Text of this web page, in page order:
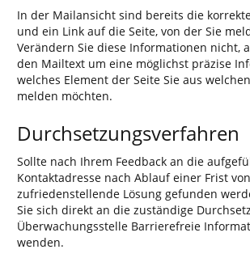
In der Mailansicht sind bereits die
und ein Link auf die Seite, von der Sie
Verändern Sie diese Informationen nicht,
den Mailtext um eine möglichst präzise
welches Element der Seite Sie aus
melden möchten.
Durchsetzungsverfahren
Sollte nach Ihrem Feedback an die
Kontaktadresse nach Ablauf einer Frist
zufriedenstellende Lösung gefunden
Sie sich direkt an die zuständige
Überwachungsstelle Barrierefreie
wenden.